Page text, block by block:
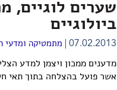
שערים לוגיים,
ביולוגיים
07.02.2013 מתמטיקה ומדעי
מדענים ממכון ויצמן למדע
אשר פועל בהצלחה בתוך תאי